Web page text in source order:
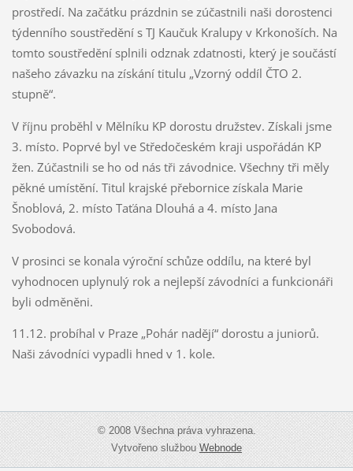
prostředí. Na začátku prázdnin se zúčastnili naši dorostenci
týdenního soustředění s TJ Kaučuk Kralupy v Krkonoších. Na
tomto soustředění splnili odznak zdatnosti, který je součástí
našeho závazku na získání titulu „Vzorný oddíl ČTO 2.
stupně“.
V říjnu proběhl v Mělníku KP dorostu družstev. Získali jsme
3. místo. Poprvé byl ve Středočeském kraji uspořádán KP
žen. Zúčastnili se ho od nás tři závodnice. Všechny tři měly
pěkné umístění. Titul krajské přebornice získala Marie
Šnoblová, 2. místo Taťána Dlouhá a 4. místo Jana
Svobodová.
V prosinci se konala výroční schůze oddílu, na které byl
vyhodnocen uplynulý rok a nejlepší závodníci a funkcionáři
byli odměněni.
11.12. probíhal v Praze „Pohár nadějí“ dorostu a juniorů.
Naši závodníci vypadli hned v 1. kole.
© 2008 Všechna práva vyhrazena.
Vytvořeno službouWebnode